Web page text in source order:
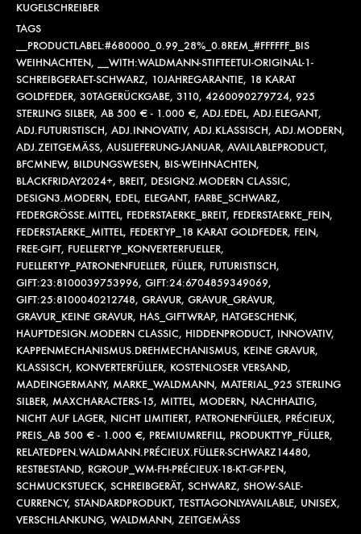
KUGELSCHREIBER
TAGS
__PRODUCTLABEL:#680000_0.99_28%_0.8REM_#FFFFFF_BIS
WEIHNACHTEN,
__WITH:WALDMANN-STIFTEETUI-ORIGINAL-1-
SCHREIBGERAET-SCHWARZ, 10JAHREGARANTIE, 18 KARAT
GOLDFEDER, 30TAGERÜCKGABE, 3110, 4260090279724, 925
STERLING SILBER, AB 500 € - 1.000 €, ADJ.EDEL, ADJ.ELEGANT,
ADJ.FUTURISTISCH, ADJ.INNOVATIV, ADJ.KLASSISCH, ADJ.MODERN,
ADJ.ZEITGEMÄSS , AUSLIEFERUNG-JANUAR, AVAILABLEPRODUCT,
BFCMNEW, BILDUNGSWESEN, BIS-WEIHNACHTEN,
BLACKFRIDAY2024+, BREIT, DESIGN2.MODERN CLASSIC,
DESIGN3.MODERN, EDEL, ELEGANT, FARBE_SCHWARZ,
FEDERGRÖSSE.MITTEL , FEDERSTAERKE_BREIT, FEDERSTAERKE_FEIN,
FEDERSTAERKE_MITTEL, FEDERTYP_18 KARAT GOLDFEDER, FEIN,
FREE-GIFT, FUELLERTYP_KONVERTERFUELLER,
FUELLERTYP_PATRONENFUELLER, FÜLLER, FUTURISTISCH,
GIFT:23:8100039753996, GIFT:24:6704859349069,
GIFT:25:8100040212748, GRAVUR, GRAVUR_GRAVUR,
GRAVUR_KEINE GRAVUR, HAS_GIFTWRAP, HATGESCHENK,
HAUPTDESIGN.MODERN CLASSIC, HIDDENPRODUCT, INNOVATIV,
KAPPENMECHANISMUS.DREHMECHANISMUS, KEINE GRAVUR,
KLASSISCH, KONVERTERFÜLLER, KOSTENLOSER VERSAND,
MADEINGERMANY, MARKE_WALDMANN, MATERIAL_925 STERLING
SILBER, MAXCHARACTERS-15, MITTEL, MODERN, NACHHALTIG,
NICHT AUF LAGER, NICHT LIMITIERT, PATRONENFÜLLER, PRÉCIEUX,
PREIS_AB 500 € - 1.000 €, PREMIUMREFILL, PRODUKTTYP_FÜLLER,
RELATEDPEN.WALDMANN.PRÉCIEUX.FÜLLER-SCHWARZ14480,
RESTBESTAND, RGROUP_WM-FH-PRÉCIEUX-18-KT-GF-PEN,
SCHMUCKSTUECK, SCHREIBGERÄT, SCHWARZ, SHOW-SALE-
CURRENCY, STANDARDPRODUKT, TESTTAGONLYAVAILABLE, UNISEX,
VERSCHLANKUNG, WALDMANN, ZEITGEMÄSS